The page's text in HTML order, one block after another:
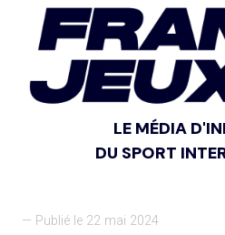
LE MÉDIA
DU SPORT
— Publié le 22 mai 2024